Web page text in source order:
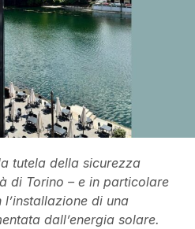
tutela della sicurezza
di Torino – e in particolare
di una
dall’energia solare.